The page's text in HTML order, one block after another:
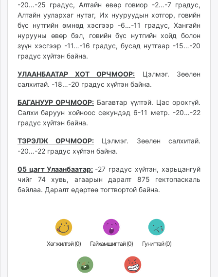
assa.mn
toim.mn
tac.mn
paparazzi.mn
unread.today
-20…-25 градус, Алтайн өвөр говиор -2…-7 градус,
Алтайн уулархаг нутаг, Их нууруудын хотгор, говийн
бүс нутгийн өмнөд хэсгээр -6…-11 градус, Хангайн
нурууны өвөр бэл, говийн бүс нутгийн хойд болон
зүүн хэсгээр -11…-16 градус, бусад нутгаар -15…-20
градус хүйтэн байна.
УЛААНБААТАР ХОТ ОРЧМООР: Цэлмэг. Зөөлөн
салхитай. -18…-20 градус хүйтэн байна.
БАГАНУУР ОРЧМООР: Багавтар үүлтэй. Цас орохгүй.
Салхи баруун хойноос секундэд 6-11 метр. -20…-22
градус хүйтэн байна.
ТЭРЭЛЖ ОРЧМООР: Цэлмэг. Зөөлөн салхитай.
-20…-22 градус хүйтэн байна.
05 цагт Улаанбаатар: -27 градус хүйтэн, харьцангуй
чийг 74 хувь, агаарын даралт 875 гектопаскаль
байлаа. Даралт өдөртөө тогтвортой байна.
Хөгжилтэй (0) Гайхамшигтай (0) Гунигтай (0)